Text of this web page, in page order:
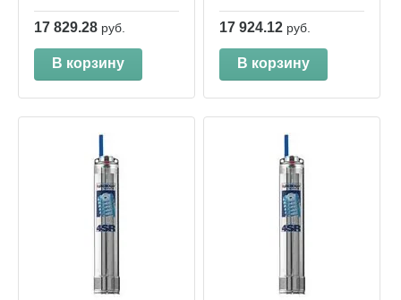
17 829.28 руб.
В корзину
17 924.12 руб.
В корзину